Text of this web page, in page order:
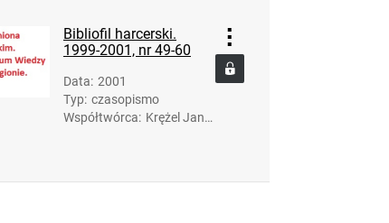
Bibliofil harcerski.
1999-2001, nr 49-60
Data: 2001
Typ: czasopismo
Współtwórca: Krężel Janu